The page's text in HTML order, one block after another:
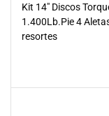
Kit 14" Discos
1.400Lb.Pie 4
resortes